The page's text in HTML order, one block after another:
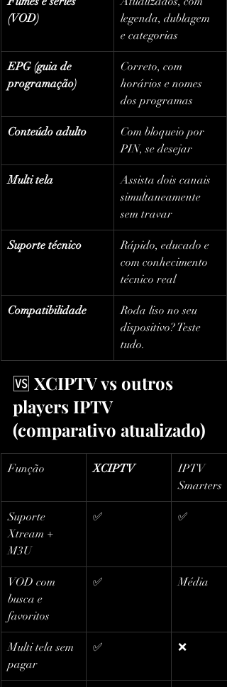
(VOD)
legenda, dublagem
e categorias
EPG (guia de
programação)
Correto, com
horários e nomes
dos programas
Conteúdo adulto
Com bloqueio por
PIN, se desejar
Multi tela
Assista dois canais
simultaneamente
sem travar
Suporte técnico
Rápido, educado e
com conhecimento
técnico real
Compatibilidade
Roda liso no seu
dispositivo? Teste
tudo.
🆚 XCIPTV vs outros
players IPTV
(comparativo atualizado)
Função XCIPTV
IPTV
Smarters
Suporte
Xtream +
M3U
✅ ✅
VOD com
busca e
favoritos
✅ Média
Multi tela sem
pagar
✅ ❌